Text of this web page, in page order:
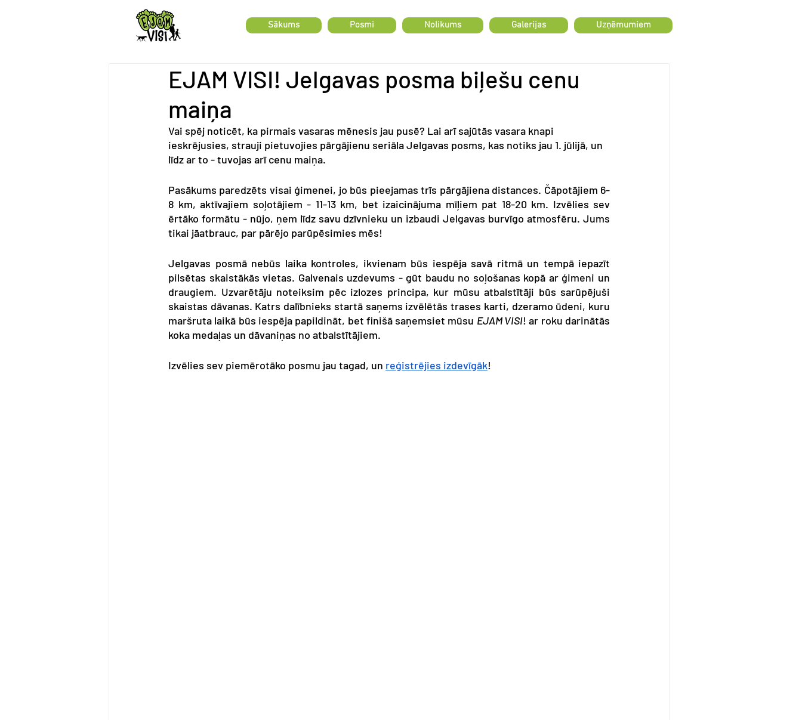
Sākums Posmi Nolikums Galerijas Uzņēmumiem
EJAM VISI! Jelgavas posma biļešu cenu
maiņa
Vai spēj noticēt, ka pirmais vasaras mēnesis jau pusē? Lai arī sajūtās vasara knapi
ieskrējusies, strauji pietuvojies pārgājienu seriāla Jelgavas posms, kas notiks jau 1. jūlijā, un
līdz ar to - tuvojas arī cenu maiņa.
Pasākums paredzēts visai ģimenei, jo būs pieejamas trīs pārgājiena distances. Čāpotājiem 6-
8 km, aktīvajiem soļotājiem - 11-13 km, bet izaicinājuma mīļiem pat 18-20 km. Izvēlies sev
ērtāko formātu - nūjo, ņem līdz savu dzīvnieku un izbaudi Jelgavas burvīgo atmosfēru. Jums
tikai jāatbrauc, par pārējo parūpēsimies mēs!
Jelgavas posmā nebūs laika kontroles, ikvienam būs iespēja savā ritmā un tempā iepazīt
pilsētas skaistākās vietas. Galvenais uzdevums - gūt baudu no soļošanas kopā ar ģimeni un
draugiem. Uzvarētāju noteiksim pēc izlozes principa, kur mūsu atbalstītāji būs sarūpējuši
skaistas dāvanas. Katrs dalībnieks startā saņems izvēlētās trases karti, dzeramo ūdeni, kuru
maršruta laikā būs iespēja papildināt, bet finišā saņemsiet mūsu EJAM VISI! ar roku darinātās
koka medaļas un dāvaniņas no atbalstītājiem.
Izvēlies sev piemērotāko posmu jau tagad, un reģistrējies izdevīgāk!